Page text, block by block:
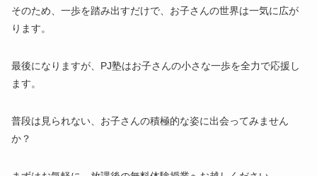
そのため、一歩を踏み出すだけで、お子さんの世界は一気に広が
ります。
最後になりますが、PJ塾はお子さんの小さな一歩を全力で応援し
ます。
普段は見られない、お子さんの積極的な姿に出会ってみません
か？